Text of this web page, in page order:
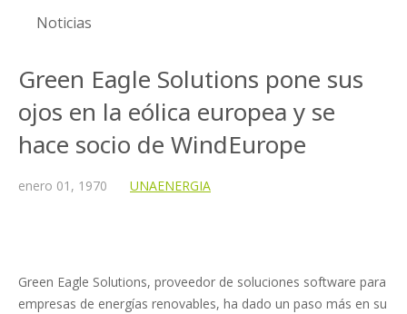
Noticias
Green Eagle Solutions pone sus
ojos en la eólica europea y se
hace socio de WindEurope
enero 01, 1970 UNAENERGIA
Green Eagle Solutions, proveedor de soluciones software para
empresas de energías renovables, ha dado un paso más en su